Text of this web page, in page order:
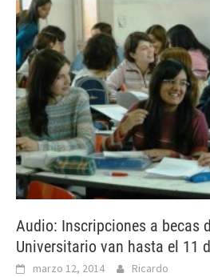
Audio: Inscripciones a becas
Universitario van hasta el 11
marzo 12, 2014 Ricardo